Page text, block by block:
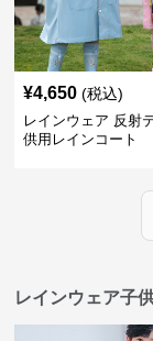
¥4,650 (税込)
レインウェア 反射
供用レインコート
レインウェア子